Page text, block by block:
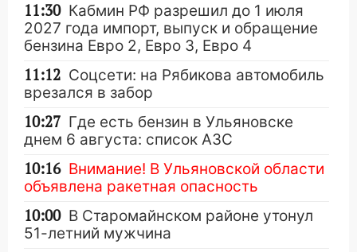
11:30 Кабмин РФ разрешил до 1 июля
2027 года импорт, выпуск и обращение
бензина Евро 2, Евро 3, Евро 4
11:12 Соцсети: на Рябикова автомобиль
врезался в забор
10:27 Где есть бензин в Ульяновске
днем 6 августа: список АЗС
10:16 Внимание! В Ульяновской области
объявлена ракетная опасность
10:00 В Старомайнском районе утонул
51-летний мужчина